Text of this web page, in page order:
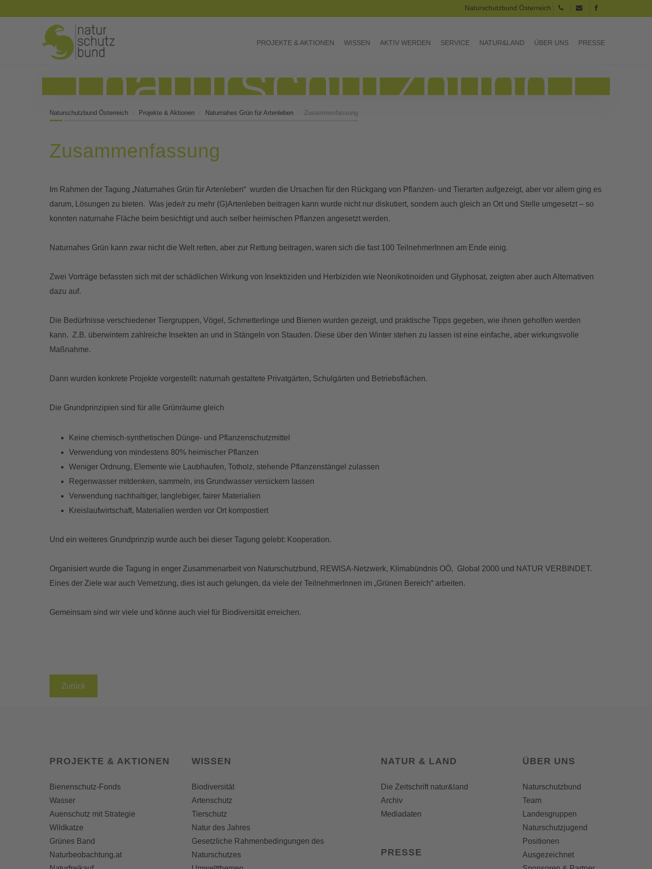
Naturschutzbund Österreich
PROJEKTE & AKTIONEN WISSEN AKTIV WERDEN SERVICE NATUR&LAND ÜBER UNS PRESSE
Naturschutzbund Österreich Projekte & Aktionen Naturnahes Grün für Artenleben Zusammenfassung
Zusammenfassung
Im Rahmen der Tagung „Naturnahes Grün für Artenleben“ wurden die Ursachen für den Rückgang von Pflanzen- und Tierarten aufgezeigt, aber vor allem ging es
darum, Lösungen zu bieten. Was jede/r zu mehr (G)Artenleben beitragen kann wurde nicht nur diskutiert, sondern auch gleich an Ort und Stelle umgesetzt – so
konnten naturnahe Fläche beim besichtigt und auch selber heimischen Pflanzen angesetzt werden.
Naturnahes Grün kann zwar nicht die Welt retten, aber zur Rettung beitragen, waren sich die fast 100 TeilnehmerInnen am Ende einig.
Zwei Vorträge befassten sich mit der schädlichen Wirkung von Insektiziden und Herbiziden wie Neonikotinoiden und Glyphosat, zeigten aber auch Alternativen
dazu auf.
Die Bedürfnisse verschiedener Tiergruppen, Vögel, Schmetterlinge und Bienen wurden gezeigt, und praktische Tipps gegeben, wie ihnen geholfen werden
kann. Z.B. überwintern zahlreiche Insekten an und in Stängeln von Stauden. Diese über den Winter stehen zu lassen ist eine einfache, aber wirkungsvolle
Maßnahme.
Dann wurden konkrete Projekte vorgestellt: naturnah gestaltete Privatgärten, Schulgärten und Betriebsflächen.
Die Grundprinzipien sind für alle Grünräume gleich
Keine chemisch-synthetischen Dünge- und Pflanzenschutzmittel
Verwendung von mindestens 80% heimischer Pflanzen
Weniger Ordnung, Elemente wie Laubhaufen, Totholz, stehende Pflanzenstängel zulassen
Regenwasser mitdenken, sammeln, ins Grundwasser versickern lassen
Verwendung nachhaltiger, langlebiger, fairer Materialien
Kreislaufwirtschaft, Materialien werden vor Ort kompostiert
Und ein weiteres Grundprinzip wurde auch bei dieser Tagung gelebt: Kooperation.
Organisiert wurde die Tagung in enger Zusammenarbeit von Naturschutzbund, REWISA-Netzwerk, Klimabündnis OÖ, Global 2000 und NATUR VERBINDET.
Eines der Ziele war auch Vernetzung, dies ist auch gelungen, da viele der TeilnehmerInnen im „Grünen Bereich“ arbeiten.
Gemeinsam sind wir viele und könne auch viel für Biodiversität erreichen.
Zurück
PROJEKTE & AKTIONEN
Bienenschutz-Fonds
Wasser
Auenschutz mit Strategie
Wildkatze
Grünes Band
Naturbeobachtung.at
WISSEN
Biodiversität
Artenschutz
Tierschutz
Natur des Jahres
Gesetzliche Rahmenbedingungen des
Naturschutzes
NATUR & LAND
Die Zeitschrift natur&land
Archiv
Mediadaten
PRESSE
ÜBER UNS
Naturschutzbund
Team
Landesgruppen
Naturschutzjugend
Positionen
Ausgezeichnet